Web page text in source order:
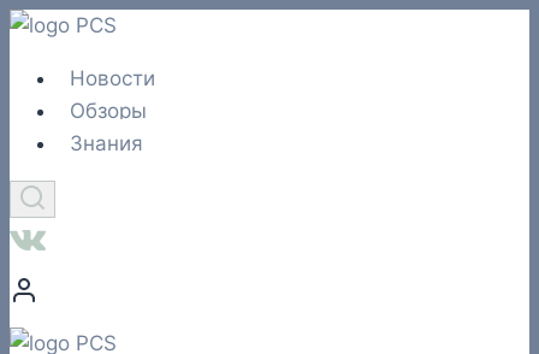
Перейти
содержимому
Новости
Обзоры
Знания